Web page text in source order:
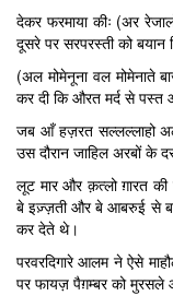
देकर फरमाया कीः (अर
दूसरे पर सरपरस्ती को बयान
(अल मोमेनूना वल मोमेनाते
कर दी कि औरत मर्द से
जब आँ हज़रत सल्लल्लाहो
उस दौरान जाहिल अरबों के
लूट मार और क़त्लो ग़ारत
बे इज़्ज़ती और बे आबरुई से
कर देते थे।
परवरदिगारे आलम ने ऐसे
पर फायज़ पैग़म्बर को